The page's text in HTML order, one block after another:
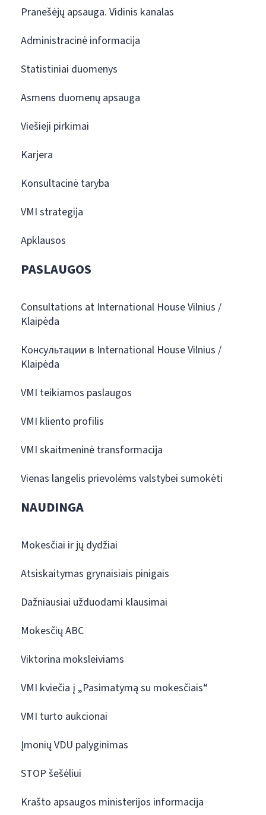
Pranešėjų apsauga. Vidinis kanalas
Administracinė informacija
Statistiniai duomenys
Asmens duomenų apsauga
Viešieji pirkimai
Karjera
Konsultacinė taryba
VMI strategija
Apklausos
PASLAUGOS
Consultations at International House Vilnius /
Klaipėda
Консультации в International House Vilnius /
Klaipėda
VMI teikiamos paslaugos
VMI kliento profilis
VMI skaitmeninė transformacija
Vienas langelis prievolėms valstybei sumokėti
NAUDINGA
Mokesčiai ir jų dydžiai
Atsiskaitymas grynaisiais pinigais
Dažniausiai užduodami klausimai
Mokesčių ABC
Viktorina moksleiviams
VMI kviečia į „Pasimatymą su mokesčiais“
VMI turto aukcionai
Įmonių VDU palyginimas
STOP šešėliui
Krašto apsaugos ministerijos informacija